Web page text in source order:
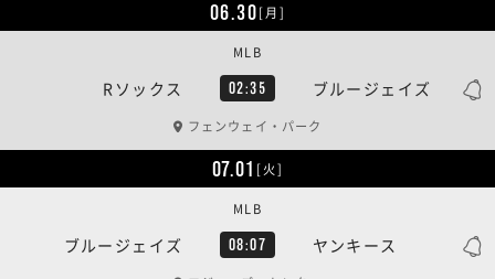
06.30[月]
Rソックス 02:35 ブルージェイズ
MLB
フェンウェイ・パーク
07.01 [火]
ブルージェイズ 08:07 ヤンキース
MLB